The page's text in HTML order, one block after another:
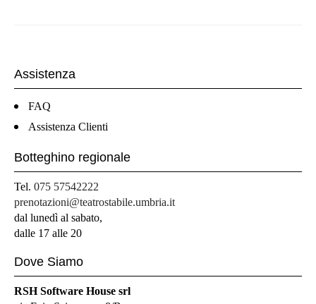
Assistenza
FAQ
Assistenza Clienti
Botteghino regionale
Tel. 075 57542222
prenotazioni@teatrostabile.umbria.it
dal lunedì al sabato,
dalle 17 alle 20
Dove Siamo
RSH Software House srl